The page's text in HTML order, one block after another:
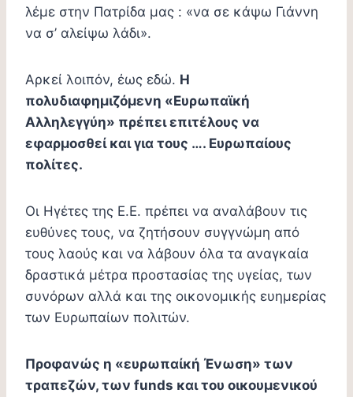
λέμε στην Πατρίδα μας : «να σε κάψω Γιάννη
να σ’ αλείψω λάδι».
Αρκεί λοιπόν, έως εδώ. Η
πολυδιαφημιζόμενη «Ευρωπαϊκή
Αλληλεγγύη» πρέπει επιτέλους να
εφαρμοσθεί και για τους …. Ευρωπαίους
πολίτες.
Οι Ηγέτες της Ε.Ε. πρέπει να αναλάβουν τις
ευθύνες τους, να ζητήσουν συγγνώμη από
τους λαούς και να λάβουν όλα τα αναγκαία
δραστικά μέτρα προστασίας της υγείας, των
συνόρων αλλά και της οικονομικής ευημερίας
των Ευρωπαίων πολιτών.
Προφανώς η «ευρωπαίκή Ένωση» των
τραπεζών, των funds και του οικουμενικού